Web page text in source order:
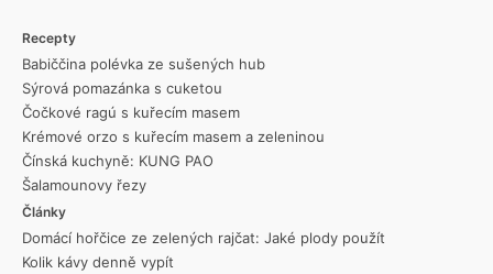
Recepty
Babiččina polévka ze sušených hub
Sýrová pomazánka s cuketou
Čočkové ragú s kuřecím masem
Krémové orzo s kuřecím masem a zeleninou
Čínská kuchyně: KUNG PAO
Šalamounovy řezy
Články
Domácí hořčice ze zelených rajčat: Jaké plody použít
Kolik kávy denně vypít